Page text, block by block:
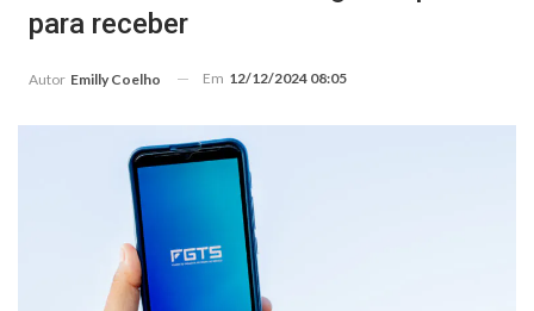
para receber
Autor Emilly Coelho Em 12/12/2024 08:05